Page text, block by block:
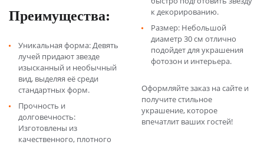
Преимущества:
Уникальная форма: Девять
лучей придают звезде
изысканный и необычный
вид, выделяя её среди
стандартных форм.
Прочность и
долговечность:
Изготовлены из
качественного, плотного
к декорированию.
Размер: Небольшой
диаметр 30 см отлично
подойдет для украшения
фотозон и интерьера.
Оформляйте заказ на сайте и
получите стильное
украшение, которое
впечатлит ваших гостей!